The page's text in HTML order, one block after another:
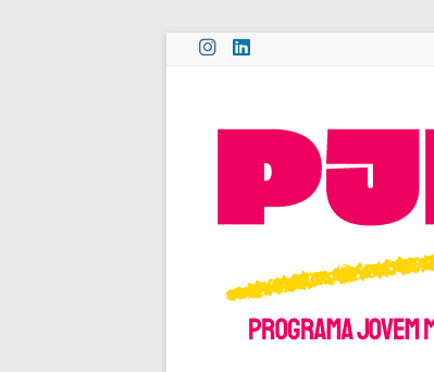
Pular
JOVEM
MONITOR
CULTURAL